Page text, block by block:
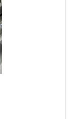
fecha
para